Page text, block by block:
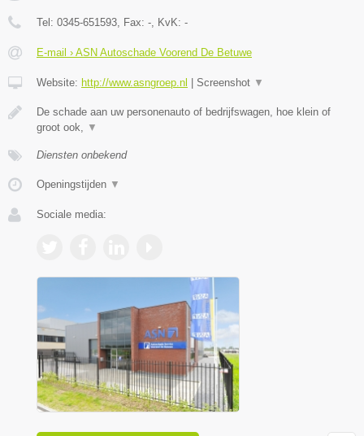
Tel: 0345-651593, Fax: -, KvK: -
E-mail › ASN Autoschade Voorend De Betuwe
Website: http://www.asngroep.nl Screenshot ▼
De schade aan uw personenauto of bedrijfswagen, hoe klein of
groot ook, ▼
Diensten onbekend
Openingstijden ▼
Sociale media: